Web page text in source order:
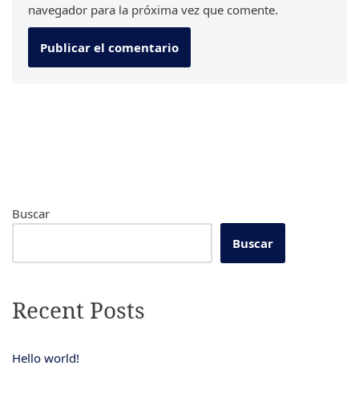
navegador para la próxima vez que comente.
Buscar
Buscar
Recent Posts
Hello world!